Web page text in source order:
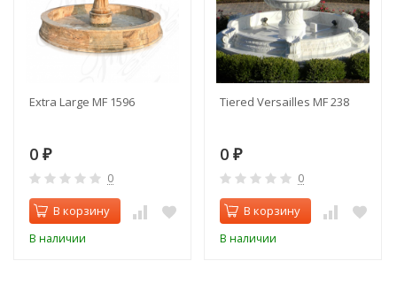
Extra Large MF 1596
0 ₽
0
В корзину
В наличии
Tiered Versailles MF 238
0 ₽
0
В корзину
В наличии